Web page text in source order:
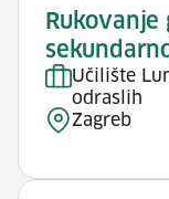
Rukovanje
Učilište
odraslih
Zagreb